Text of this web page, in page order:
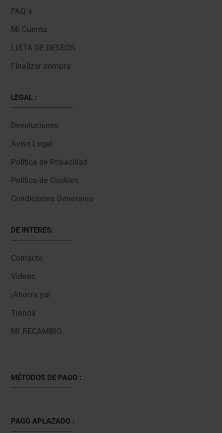
FAQ´s
Mi Cuenta
LISTA DE DESEOS
Finalizar compra
LEGAL :
Devoluciones
Aviso Legal
Política de Privacidad
Política de Cookies
Condiciones Generales
DE INTERÉS:
Contacto
Videos
¡Ahorra ya!
Tienda
MI RECAMBIO
MÉTODOS DE PAGO :
PAGO APLAZADO :